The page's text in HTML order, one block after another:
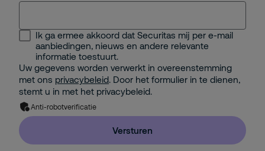
Security Management
Facility Management
IT Management
Facility Management Extern
Directie / Eigenaar (+20 medewerkers)
Ik ga ermee akkoord dat Securitas mij per e-mail
aanbiedingen, nieuws en andere relevante
informatie toestuurt.
Uw gegevens worden verwerkt in overeenstemming
met ons privacybeleid. Door het formulier in te dienen,
stemt u in met het privacybeleid.
Anti-robotverificatie
Versturen